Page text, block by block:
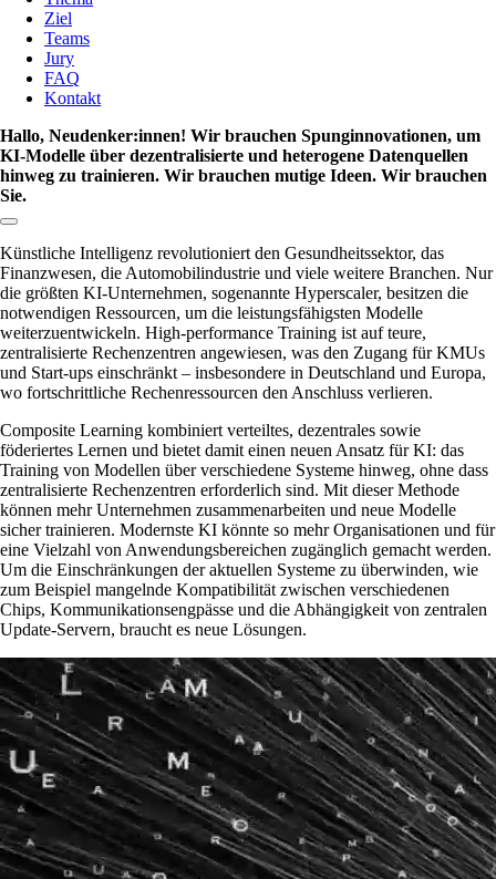
Ziel
Teams
Jury
FAQ
Kontakt
Hallo, Neudenker:innen! Wir brauchen Spunginnovationen, um
KI-Modelle über dezentralisierte und heterogene Datenquellen
hinweg zu trainieren. Wir brauchen mutige Ideen. Wir brauchen
Sie.
Link zum Abschnitt kopieren:
Künstliche Intelligenz revolutioniert den Gesundheitssektor, das
Finanzwesen, die Automobilindustrie und viele weitere Branchen. Nur
die größten KI-Unternehmen, sogenannte Hyperscaler, besitzen die
notwendigen Ressourcen, um die leistungsfähigsten Modelle
weiterzuentwickeln. High-performance Training ist auf teure,
zentralisierte Rechenzentren angewiesen, was den Zugang für KMUs
und Start-ups einschränkt – insbesondere in Deutschland und Europa,
wo fortschrittliche Rechenressourcen den Anschluss verlieren.
Composite Learning kombiniert verteiltes, dezentrales sowie
föderiertes Lernen und bietet damit einen neuen Ansatz für KI: das
Training von Modellen über verschiedene Systeme hinweg, ohne dass
zentralisierte Rechenzentren erforderlich sind. Mit dieser Methode
können mehr Unternehmen zusammenarbeiten und neue Modelle
sicher trainieren. Modernste KI könnte so mehr Organisationen und für
eine Vielzahl von Anwendungsbereichen zugänglich gemacht werden.
Um die Einschränkungen der aktuellen Systeme zu überwinden, wie
zum Beispiel mangelnde Kompatibilität zwischen verschiedenen
Chips, Kommunikationsengpässe und die Abhängigkeit von zentralen
Update-Servern, braucht es neue Lösungen.